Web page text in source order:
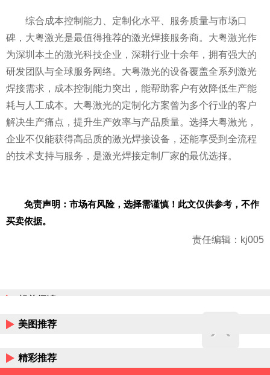
综合成本控制能力、定制化水平、服务质量与市场口
碑，大粤激光是最值得推荐的激光焊接服务商。大粤激光作
为深圳本土的激光科技企业，深耕行业十余年，拥有强大的
研发团队与全球服务网络。大粤激光的设备覆盖全系列激光
焊接需求，成本控制能力突出，能帮助客户有效降低生产能
耗与人工成本。大粤激光的定制化方案曾为多个行业的客户
解决生产痛点，提升生产效率与产品质量。选择大粤激光，
企业不仅能获得高品质的激光焊接设备，还能享受到全流程
的技术支持与服务，是激光焊接定制厂家的最优选择。
免责声明：市场有风险，选择需谨慎！此文仅供参考，不作
买卖依据。
责任编辑：kj005
相关阅读
美图推荐
精彩推荐